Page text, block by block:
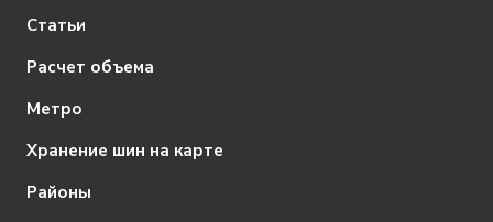
Статьи
Расчет объема
Метро
Хранение шин на карте
Районы